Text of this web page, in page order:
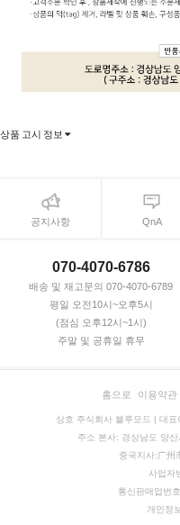
상품 고시 정보
공지사항 QnA
070-4070-6786
배송 및 재고문의 070-4070-6789
평일 오전10시~오후5시
(점심 오후12시~1시)
주말 및 공휴일 휴무
홈으로 이용약관
상호 주식회사 블루모드 | 대
주소 본사: 경상남도 양
중국지사:广州
사업자
통신판매업번
개인정